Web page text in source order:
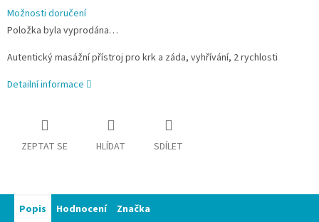
Možnosti doručení
Položka byla vyprodána…
Autentický masážní přístroj pro krk a záda, vyhřívání, 2 rychlosti
Detailní informace
ZEPTAT SE HLÍDAT SDÍLET
Popis Hodnocení Značka